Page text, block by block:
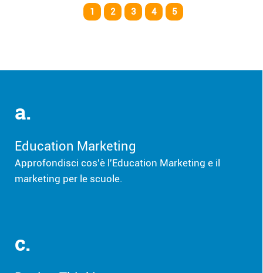
1 2 3 4 5
a.
Education Marketing
Approfondisci cos'è l'Education Marketing e il
marketing per le scuole.
c.